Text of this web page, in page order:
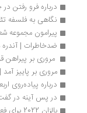
درباره فرو رفتن در چاه |
نگاهی به فلسفه تئاتر
پیرامون مجموعه شعر
ضدخاطرات | آندره مالرو
مروری بر پیراهن قرمزی
مروری بر پاییز آمد |
درباره پیاده‌روی
در پس آینه در گفت‌وگو